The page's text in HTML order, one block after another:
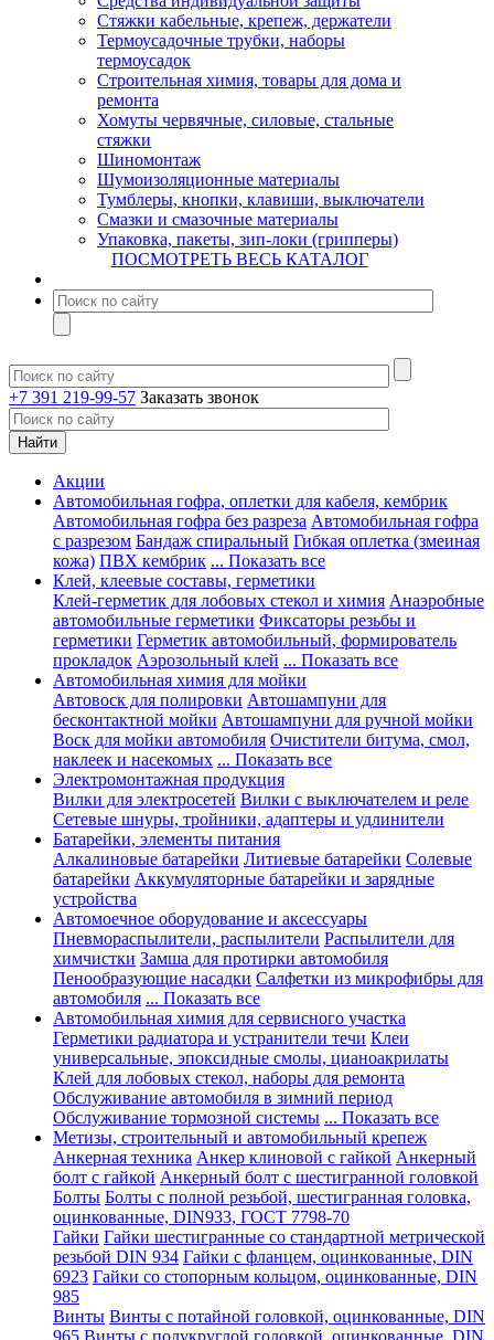
Стяжки кабельные, крепеж, держатели
Термоусадочные трубки, наборы
термоусадок
Строительная химия, товары для дома и
ремонта
Хомуты червячные, силовые, стальные
стяжки
Шиномонтаж
Шумоизоляционные материалы
Тумблеры, кнопки, клавиши, выключатели
Смазки и смазочные материалы
Упаковка, пакеты, зип-локи (грипперы)
ПОСМОТРЕТЬ ВЕСЬ КАТАЛОГ
+7 391 219-99-57 Заказать звонок
Акции
Автомобильная гофра, оплетки для кабеля, кембрик
Автомобильная гофра без разреза Автомобильная гофра
с разрезом Бандаж спиральный Гибкая оплетка (змеиная
кожа) ПВХ кембрик ... Показать все
Клей, клеевые составы, герметики
Клей-герметик для лобовых стекол и химия Анаэробные
автомобильные герметики Фиксаторы резьбы и
герметики Герметик автомобильный, формирователь
прокладок Аэрозольный клей ... Показать все
Автомобильная химия для мойки
Автовоск для полировки Автошампуни для
бесконтактной мойки Автошампуни для ручной мойки
Воск для мойки автомобиля Очистители битума, смол,
наклеек и насекомых ... Показать все
Электромонтажная продукция
Вилки для электросетей Вилки с выключателем и реле
Сетевые шнуры, тройники, адаптеры и удлинители
Батарейки, элементы питания
Алкалиновые батарейки Литиевые батарейки Солевые
батарейки Аккумуляторные батарейки и зарядные
устройства
Автомоечное оборудование и аксессуары
Пневмораспылители, распылители Распылители для
химчистки Замша для протирки автомобиля
Пенообразующие насадки Салфетки из микрофибры для
автомобиля ... Показать все
Автомобильная химия для сервисного участка
Герметики радиатора и устранители течи Клеи
универсальные, эпоксидные смолы, цианоакрилаты
Клей для лобовых стекол, наборы для ремонта
Обслуживание автомобиля в зимний период
Обслуживание тормозной системы ... Показать все
Метизы, строительный и автомобильный крепеж
Анкерная техника Анкер клиновой с гайкой Анкерный
болт с гайкой Анкерный болт с шестигранной головкой
Болты Болты с полной резьбой, шестигранная головка,
оцинкованные, DIN933, ГОСТ 7798-70
Гайки Гайки шестигранные со стандартной метрической
резьбой DIN 934 Гайки с фланцем, оцинкованные, DIN
6923 Гайки со стопорным кольцом, оцинкованные, DIN
985
Винты Винты с потайной головкой, оцинкованные, DIN
965 Винты с полукруглой головкой, оцинкованные, DIN